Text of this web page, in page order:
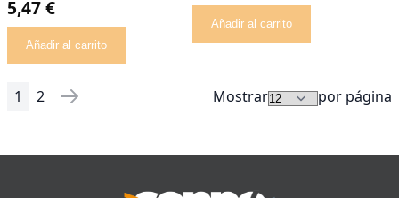
5,47 €
Añadir al carrito
Añadir al carrito
Página
Actualmente estás leyendo página
1 Página
2 Página
Siguiente Mostrar por página